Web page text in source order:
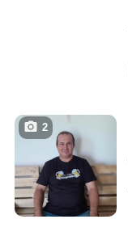
2